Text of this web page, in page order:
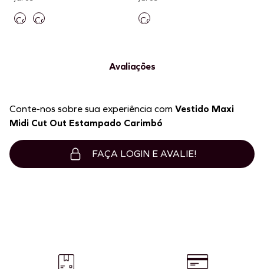
Avaliações
Conte-nos sobre sua experiência com Vestido Maxi
Midi Cut Out Estampado Carimbó
FAÇA LOGIN E AVALIE!